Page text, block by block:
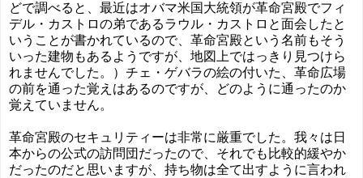
どで調べると、最近はオバマ米国大統領が革命宮殿でフィ
デル・カストロの弟であるラウル・カストロと面会したと
いうことが書かれているので、革命宮殿という名前もそう
いった建物もあるようですが、地図上ではっきり見つけら
れませんでした。）チェ・ゲバラの絵の付いた、革命広場
の前を通った覚えはあるのですが、どのように通ったのか
覚えていません。
革命宮殿のセキュリティーは非常に厳重でした。我々は日
本からの公式の訪問団だったので、それでも比較的緩やか
だったのだと思いますが、持ち物は全て出すように言われ